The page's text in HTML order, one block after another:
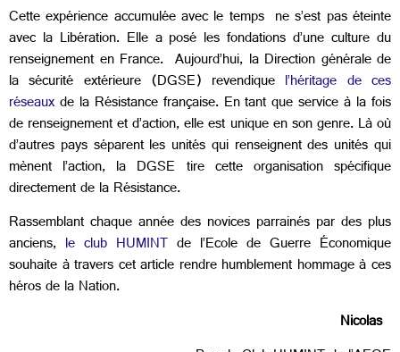
Cette expérience accumulée avec le temps ne s’est pas éteinte
avec la Libération. Elle a posé les fondations d’une culture du
renseignement en France. Aujourd’hui, la Direction générale de
la sécurité extérieure (DGSE) revendique l’héritage de ces
réseauxde la Résistance française. En tant que service à la fois
de renseignement et d’action, elle est unique en son genre. Là où
d’autres pays séparent les unités qui renseignent des unités qui
mènent l’action, la DGSE tire cette organisation spécifique
directement de la Résistance.
Rassemblant chaque année des novices parrainés par des plus
anciens, le club HUMINT de l’Ecole de Guerre Économique
souhaite à travers cet article rendre humblement hommage à ces
héros de la Nation.
Nicolas